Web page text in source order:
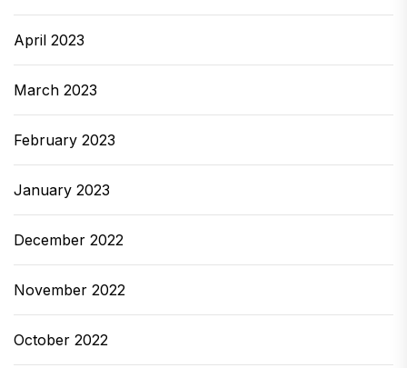
April 2023
March 2023
February 2023
January 2023
December 2022
November 2022
October 2022